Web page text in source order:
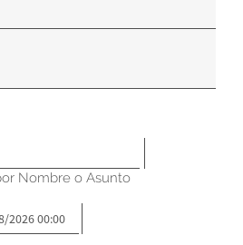
Nombre o Asunto